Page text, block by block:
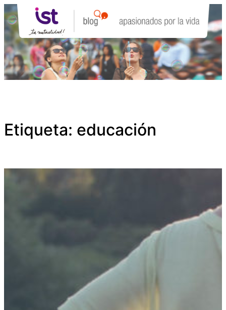
Saltar
al
contenido
Etiqueta: educación